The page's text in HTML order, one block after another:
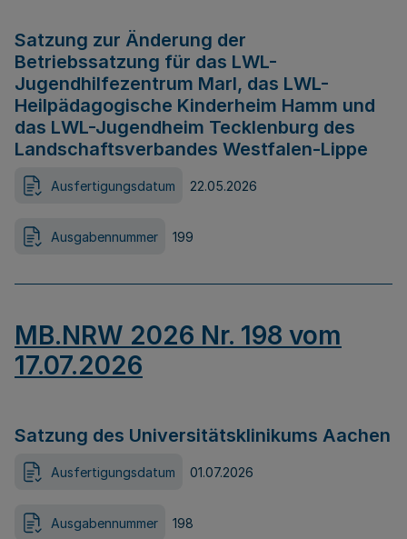
Satzung zur Änderung der
Betriebssatzung für das LWL-
Jugendhilfezentrum Marl, das LWL-
Heilpädagogische Kinderheim Hamm und
das LWL-Jugendheim Tecklenburg des
Landschaftsverbandes Westfalen-Lippe
Ausfertigungsdatum 22.05.2026
Ausgabennummer 199
MB.NRW 2026 Nr. 198 vom
17.07.2026
Satzung des Universitätsklinikums Aachen
Ausfertigungsdatum 01.07.2026
Ausgabennummer 198